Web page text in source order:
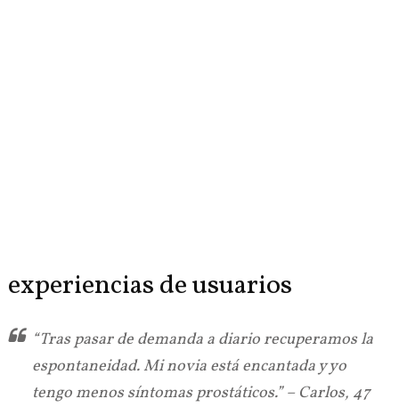
experiencias de usuarios
“Tras pasar de demanda a diario recuperamos la
espontaneidad. Mi novia está encantada y yo
tengo menos síntomas prostáticos.” – Carlos, 47